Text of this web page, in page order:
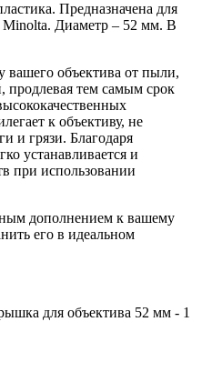
Предназначена для
Minolta. Диаметр – 52 мм. В
вашего объектива от пыли,
продлевая тем самым срок
к объективу, не
и грязи. Благодаря
устанавливается и
при использовании
дополнением к вашему
его в идеальном
для объектива 52 мм - 1